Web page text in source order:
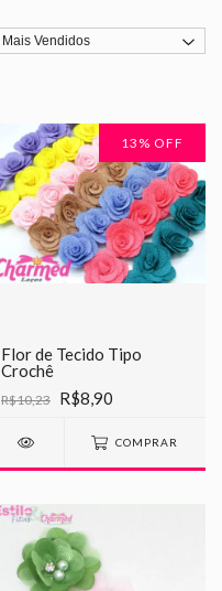
13 % OFF
Flor de Tecido Tipo
Crochê
R$10,23 R$8,90
COMPRAR